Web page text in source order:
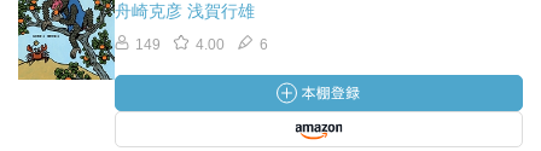
舟崎克彦 浅賀行雄
149 4.00 6